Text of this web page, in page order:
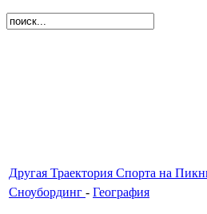
Другая Траектория Спорта на
Сноубординг - География